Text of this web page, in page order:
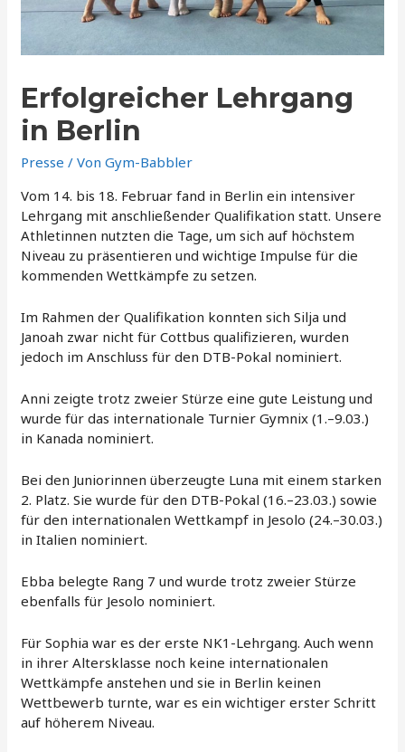
Erfolgreicher Lehrgang
in Berlin
Presse / VonGym-Babbler
Vom 14. bis 18. Februar fand in Berlin ein intensiver
Lehrgang mit anschließender Qualifikation statt. Unsere
Athletinnen nutzten die Tage, um sich auf höchstem
Niveau zu präsentieren und wichtige Impulse für die
kommenden Wettkämpfe zu setzen.
Im Rahmen der Qualifikation konnten sich Silja und
Janoah zwar nicht für Cottbus qualifizieren, wurden
jedoch im Anschluss für den DTB-Pokal nominiert.
Anni zeigte trotz zweier Stürze eine gute Leistung und
wurde für das internationale Turnier Gymnix (1.–9.03.)
in Kanada nominiert.
Bei den Juniorinnen überzeugte Luna mit einem starken
2. Platz. Sie wurde für den DTB-Pokal (16.–23.03.) sowie
für den internationalen Wettkampf in Jesolo (24.–30.03.)
in Italien nominiert.
Ebba belegte Rang 7 und wurde trotz zweier Stürze
ebenfalls für Jesolo nominiert.
Für Sophia war es der erste NK1-Lehrgang. Auch wenn
in ihrer Altersklasse noch keine internationalen
Wettkämpfe anstehen und sie in Berlin keinen
Wettbewerb turnte, war es ein wichtiger erster Schritt
auf höherem Niveau.